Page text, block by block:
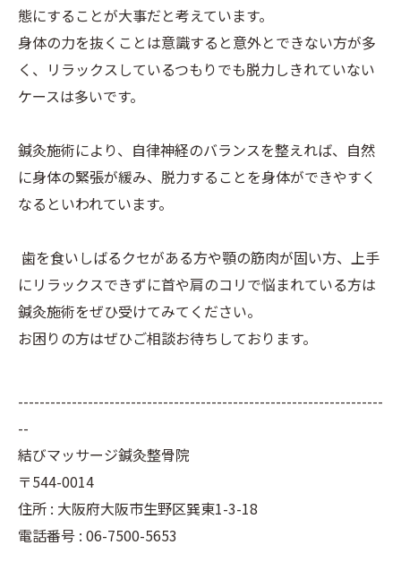
態にすることが大事だと考えています。
身体の力を抜くことは意識すると意外とできない方が多
く、リラックスしているつもりでも脱力しきれていない
ケースは多いです。
鍼灸施術により、自律神経のバランスを整えれば、自然
に身体の緊張が緩み、脱力することを身体ができやすく
なるといわれています。
歯を食いしばるクセがある方や顎の筋肉が固い方、上手
にリラックスできずに首や肩のコリで悩まれている方は
鍼灸施術をぜひ受けてみてください。
お困りの方はぜひご相談お待ちしております。
--------------------------------------------------------------------
--
結びマッサージ鍼灸整骨院
〒544-0014
住所 : 大阪府大阪市生野区巽東1-3-18
電話番号 : 06-7500-5653